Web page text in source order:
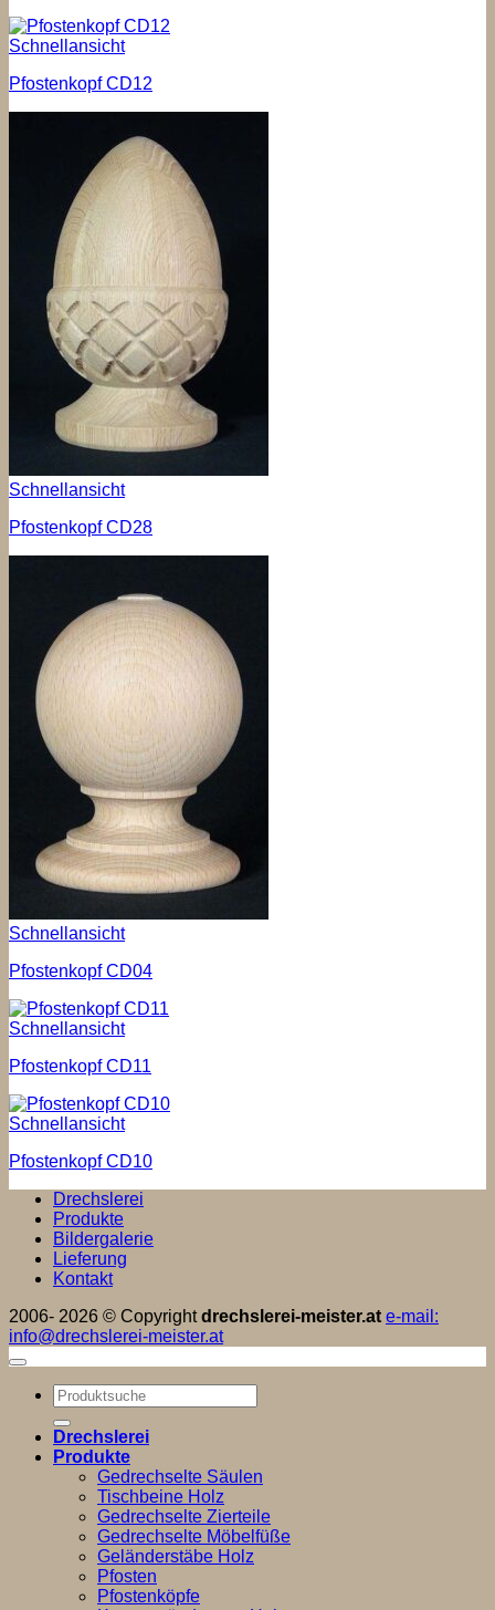
Schnellansicht
Pfostenkopf CD12
Schnellansicht
Pfostenkopf CD28
Schnellansicht
Pfostenkopf CD04
Schnellansicht
Pfostenkopf CD11
Schnellansicht
Pfostenkopf CD10
Drechslerei
Produkte
Bildergalerie
Lieferung
Kontakt
2006- 2026 © Copyrightdrechslerei-meister.at e-mail:
info@drechslerei-meister.at
Suchen
nach:
Drechslerei
Produkte
Gedrechselte Säulen
Tischbeine Holz
Gedrechselte Zierteile
Gedrechselte Möbelfüße
Geländerstäbe Holz
Pfosten
Pfostenköpfe